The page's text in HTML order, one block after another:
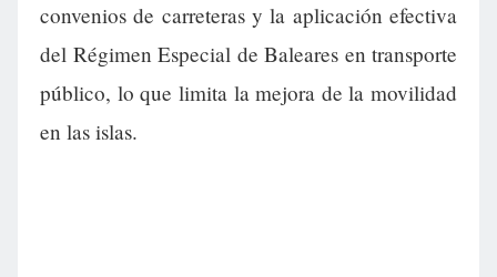
convenios de carreteras y la aplicación efectiva
del Régimen Especial de Baleares en transporte
público, lo que limita la mejora de la movilidad
en las islas.